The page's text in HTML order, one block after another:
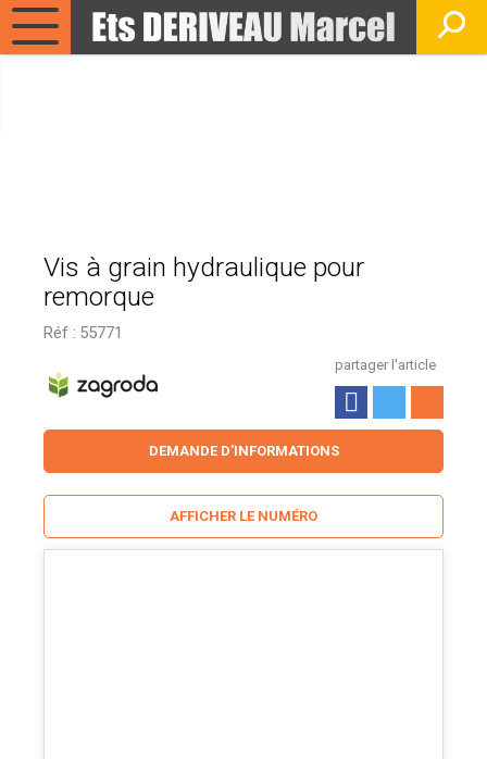
Vis à grain hydraulique pour
remorque
Réf : 55771
partager l'article
DEMANDE D'INFORMATIONS
AFFICHER LE NUMÉRO